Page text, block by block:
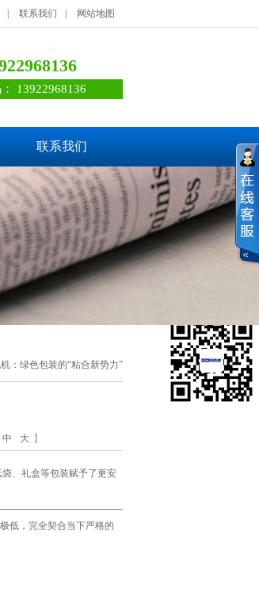
联系我们 网站地图
13922968136
联系我们
：绿色包装的“粘合新势力”
中 大 】
、礼盒等包装赋予了更安
低，完全契合当下严格的